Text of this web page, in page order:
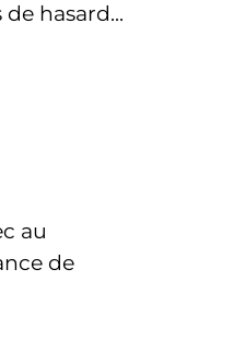
hasard...
au
de